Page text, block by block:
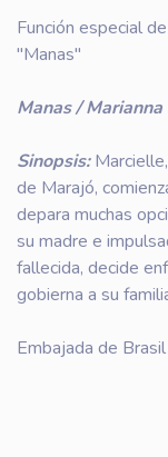
Función especial
"Manas"
Manas /
Sinopsis:
de Marajó,
depara muchas
su madre e
fallecida, decide
gobierna a su
Embajada de